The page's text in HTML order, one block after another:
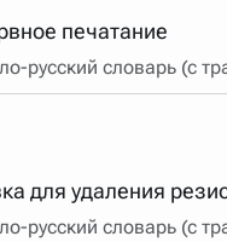
печатание
русский словарь (с
для удаления
русский словарь (с